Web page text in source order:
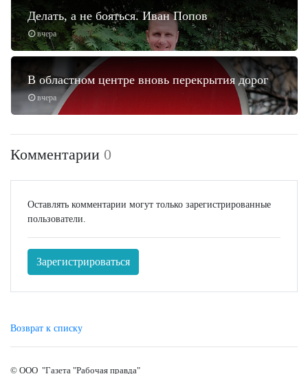
вчера
Делать, а не бояться. Иван Попов
вчера
В областном центре вновь перекрытия дорог
Комментарии 0
Оставлять комментарии могут только зарегистрированные
пользователи.
Зарегистрироваться
Возврат к списку
© ООО "Газета "Рабочая правда"